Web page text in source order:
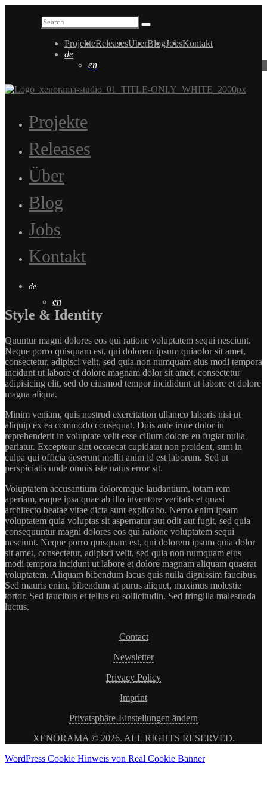
ProjekteReleasesÜberBlogJobsKontakt
de
en
Projekte
Releases
Über
Blog
Jobs
Kontakt
de
en
Style & Identity
Quuntur magni dolores eos qui ratione voluptatem sequi nesciunt.
Neque porro quisquam est, qui dolorem ipsum quiaolor sit amet,
consectetur, adipisci velit, sed quia non numquam eius modi tempora
incidunt ut labore et dolore magnam dolor sit amet, consectetur
adipisicing elit, sed do eiusmod tempor incididunt ut labore et dolore
magna aliqua.
Minim veniam, quis nostrud exercitation ullamco laboris nisi ut
aliquip ex ea commodo consequat. Duis aute irure dolor in
reprehenderit in voluptate velit esse cillum dolore eu fugiat nulla
pariatur. Excepteur sint occaecat cupidatat non proident, sunt in
culpa qui officia deserunt mollit anim id est laborum. Sed ut
perspiciatis unde omnis iste natus error sit.
Voluptatem accusantium doloremque laudantium, totam rem
aperiam, eaque ipsa quae ab illo inventore veritatis et quasi
architecto beatae vitae dicta sunt explicabo. Nemo enim ipsam
voluptatem quia voluptas sit aspernatur aut odit aut fugit, sed quia
consequuntur magni dolores eos qui ratione voluptatem sequi
nesciunt. Neque porro quisquam est, qui dolorem ipsum quia dolor
sit amet, consectetur, adipisci velit, sed quia non numquam eius
modi tempora incidunt ut labore et dolore magnam aliquam quaerat
voluptatem. Aliquam bibendum lacus quis nulla dignissim faucibus.
Sed mauris enim, bibendum at purus aliquet, maximus molestie
tortor. Sed faucibus et tellus eu sollicitudin. Sed fringilla malesuada
luctus.
Contact
Newsletter
Privacy Policy
Imprint
Privatsphäre-Einstellungen ändern
XENORAMA © 2026. ALL RIGHTS RESERVED.
WordPress Cookie Hinweis von Real Cookie Banner